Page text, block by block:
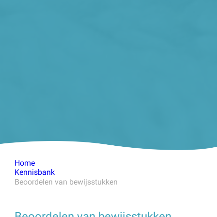
Home
Kennisbank
Beoordelen van bewijsstukken